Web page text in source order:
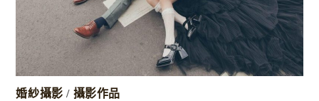
婚紗攝影 / 攝影作品